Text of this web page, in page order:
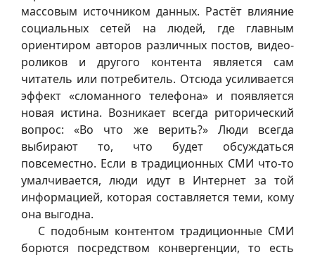
массовым источником данных. Растёт влияние
социальных сетей на людей, где главным
ориентиром авторов различных постов, видео-
роликов и другого контента является сам
читатель или потребитель. Отсюда усиливается
эффект «сломанного телефона» и появляется
новая истина. Возникает всегда риторический
вопрос: «Во что же верить?» Люди всегда
выбирают то, что будет обсуждаться
повсеместно. Если в традиционных СМИ что-то
умалчивается, люди идут в Интернет за той
информацией, которая составляется теми, кому
она выгодна.
С подобным контентом традиционные СМИ
борются посредством конвергенции, то есть